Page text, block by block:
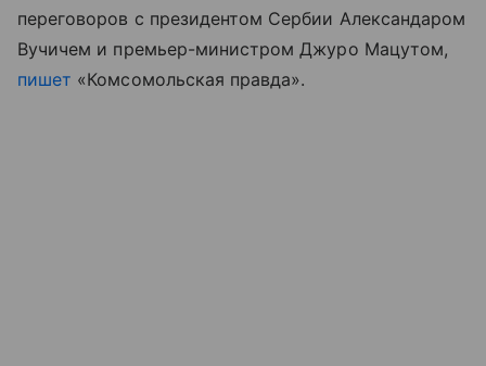
переговоров с президентом Сербии Александаром
Вучичем и премьер-министром Джуро Мацутом,
пишет «Комсомольская правда».